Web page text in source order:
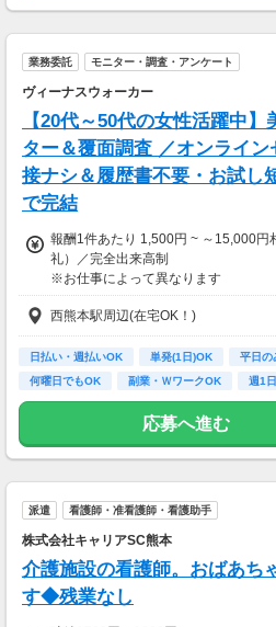
業務委託 モニター・調査・アンケート
ヴィーナスウォーカー
【20代～50代の女性活躍中
ター＆覆面調査 ／オンライ
接ナシ＆履歴書不要・お試し
で完結
報酬1件あたり 1,500円 ~ ～15,000円
礼）／完全出来高制
※お仕事によって異なります
※アンケート回答後、内容確認・承認
礼をお支払いします
【お仕事の一例】
◆ 美容サプリのお試しモニター
キレイになりながらポイントがもらえ
のモニターです！
・所要時間：10～20分
・謝礼金 ：500PT（1P＝1円）＋商
◆ コスメのお試しモニター
西熊本駅周辺(在宅OK！)
日払い・週払いOK 単発(1日)OK 平日の
何曜日でもOK
副業・ＷワークOK 週1
大学生歓迎
応募へ進む
派遣 看護師・准看護師・看護助手
株式会社キャリアSC熊本
介護施設の看護師。おばあち
す◆残業なし